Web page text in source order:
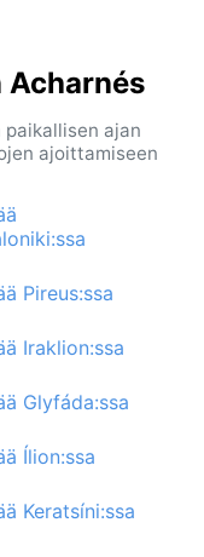
paikallisen ajan
ajoittamiseen
Pireus:ssa
Iraklion:ssa
Glyfáda:ssa
Ílion:ssa
Keratsíni:ssa